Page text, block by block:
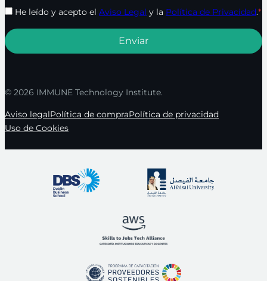
He leído y acepto el Aviso Legal y la Política de Privacidad.*
© 2026 IMMUNE Technology Institute.
Aviso legalPolítica de compraPolítica de privacidad
Uso de Cookies